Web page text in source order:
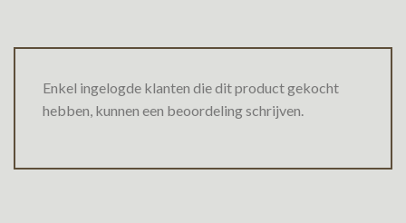
Enkel ingelogde klanten die dit product gekocht
hebben, kunnen een beoordeling schrijven.